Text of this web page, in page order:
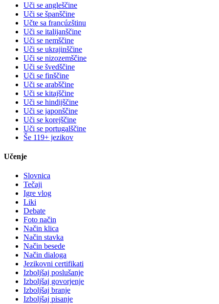
Uči se angleščine
Uči se španščine
Učte sa francúzštinu
Uči se italijanščine
Uči se nemščine
Uči se ukrajinščine
Uči se nizozemščine
Uči se švedščine
Uči se finščine
Uči se arabščine
Uči se kitajščine
Uči se hindijščine
Uči se japonščine
Uči se korejščine
Uči se portugalščine
Še 119+ jezikov
Učenje
Slovnica
Tečaji
Igre vlog
Liki
Debate
Foto način
Način klica
Način stavka
Način besede
Način dialoga
Jezikovni certifikati
Izboljšaj poslušanje
Izboljšaj govorjenje
Izboljšaj branje
Izboljšaj pisanje